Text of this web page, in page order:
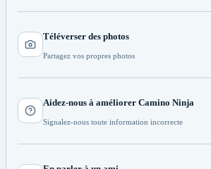
Téléverser des photos
Partagez vos propres photos
Aidez-nous à améliorer Camino Ninja
Signalez-nous toute information incorrecte